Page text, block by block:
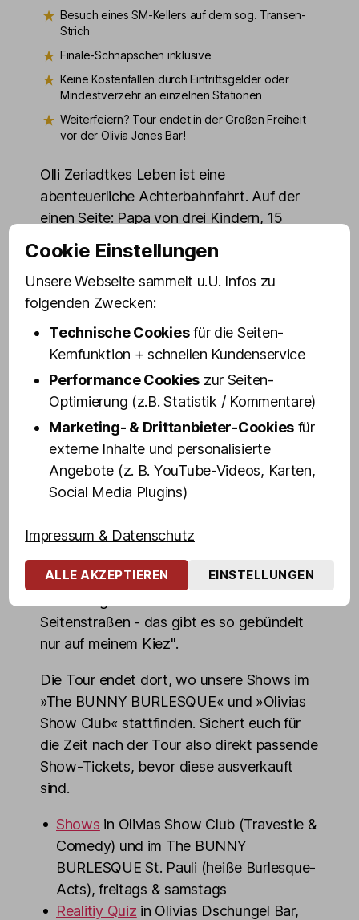
Besuch eines SM-Kellers auf dem sog. Transen-
Strich
Finale-Schnäpschen inklusive
Keine Kostenfallen durch Eintrittsgelder oder
Mindestverzehr an einzelnen Stationen
Weiterfeiern? Tour endet in der Großen Freiheit
vor der Olivia Jones Bar!
Olli Zeriadtkes Leben ist eine
abenteuerliche Achterbahnfahrt. Auf der
einen Seite: Papa von drei Kindern, 15
Jahre in einer Werbeagentur, eigene Firma
mit 40 Mitarbeitern. Auf der anderen Seite:
Insolvenz und ein Leben auf dem Kiez im
Schatten des Rotlicht-Milieus. Olli
arbeitete als Türsteher, Barkeeper, Koberer
und Geldeintreiber. Auch die Liste seiner
und Sommersalon bis zum legendären
"Geiz Club". Kurz: Olli ist ein echter Kiez-
Kenner und Rotlicht-Experte, der auf der
Tour sein umfangreiches Insider-Wissen
unterhaltsam mit euch teilt.
Olli weiß: "St.Pauli muss man gesehen und
erlebt haben - die Kneipen mit Livemusik,
Tabledance, Bordelle, Musicals, Theater
Seitenstraßen - das gibt es so gebündelt
nur auf meinem Kiez".
Die Tour endet dort, wo unsere Shows im
»The BUNNY BURLESQUE« und »Olivias
Show Club« stattfinden. Sichert euch für
die Zeit nach der Tour also direkt passende
Show-Tickets, bevor diese ausverkauft
sind.
Shows in Olivias Show Club (Travestie &
Comedy) und im The BUNNY
BURLESQUE St. Pauli (heiße Burlesque-
Acts), freitags & samstags
Realitiy Quiz in Olivias Dschungel Bar,
Cookie Einstellungen
Unsere Webseite sammelt u.U. Infos zu
folgenden Zwecken:
Technische Cookiesfür die Seiten-
Kernfunktion + schnellen Kundenservice
Performance Cookies zur Seiten-
Optimierung (z.B. Statistik / Kommentare)
Marketing- & Drittanbieter-Cookies für
externe Inhalte und personalisierte
Angebote (z. B. YouTube-Videos, Karten,
Social Media Plugins)
Impressum & Datenschutz
ALLE AKZEPTIEREN EINSTELLUNGEN